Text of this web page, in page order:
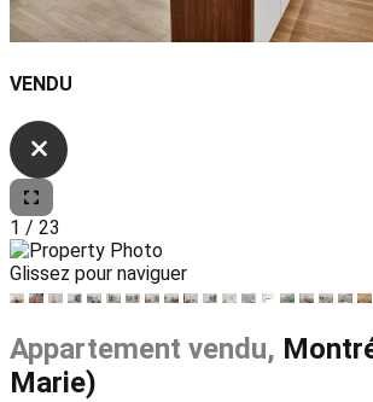
VENDU
1 / 23
Glissez pour naviguer
Appartement vendu,
Marie)